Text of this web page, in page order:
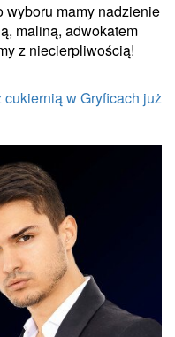
wyboru mamy nadzienie
maliną, adwokatem
z niecierpliwością!
w Gryficach już